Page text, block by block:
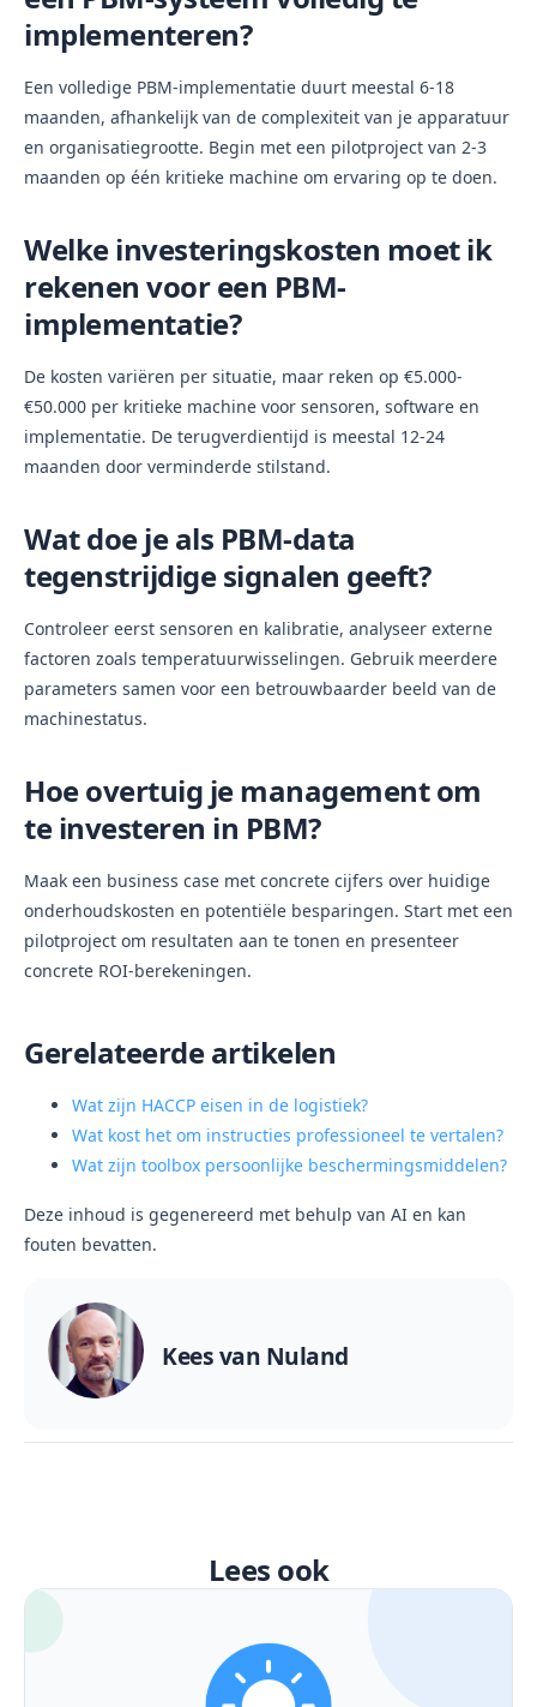
implementeren?
Een volledige PBM-implementatie duurt meestal 6-18
maanden, afhankelijk van de complexiteit van je apparatuur
en organisatiegrootte. Begin met een pilotproject van 2-3
maanden op één kritieke machine om ervaring op te doen.
Welke investeringskosten moet ik
rekenen voor een PBM-
implementatie?
De kosten variëren per situatie, maar reken op €5.000-
€50.000 per kritieke machine voor sensoren, software en
implementatie. De terugverdientijd is meestal 12-24
maanden door verminderde stilstand.
Wat doe je als PBM-data
tegenstrijdige signalen geeft?
Controleer eerst sensoren en kalibratie, analyseer externe
factoren zoals temperatuurwisselingen. Gebruik meerdere
parameters samen voor een betrouwbaarder beeld van de
machinestatus.
Hoe overtuig je management om
te investeren in PBM?
Maak een business case met concrete cijfers over huidige
onderhoudskosten en potentiële besparingen. Start met een
pilotproject om resultaten aan te tonen en presenteer
concrete ROI-berekeningen.
Gerelateerde artikelen
Wat zijn HACCP eisen in de logistiek?
Wat kost het om instructies professioneel te vertalen?
Wat zijn toolbox persoonlijke beschermingsmiddelen?
Deze inhoud is gegenereerd met behulp van AI en kan
fouten bevatten.
Kees van Nuland
Lees ook